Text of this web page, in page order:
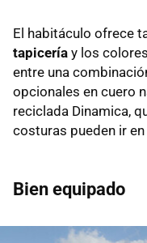
El habitáculo ofrece
tapicería y los
entre una
opcionales en cuero
reciclada Dinamica,
costuras pueden ir
Bien equipado